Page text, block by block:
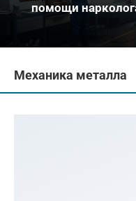
помощи
Механика металла